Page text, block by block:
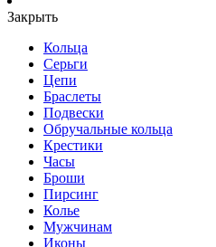
Закрыть
Кольца
Серьги
Цепи
Браслеты
Подвески
Обручальные кольца
Крестики
Часы
Броши
Пирсинг
Колье
Мужчинам
Иконы